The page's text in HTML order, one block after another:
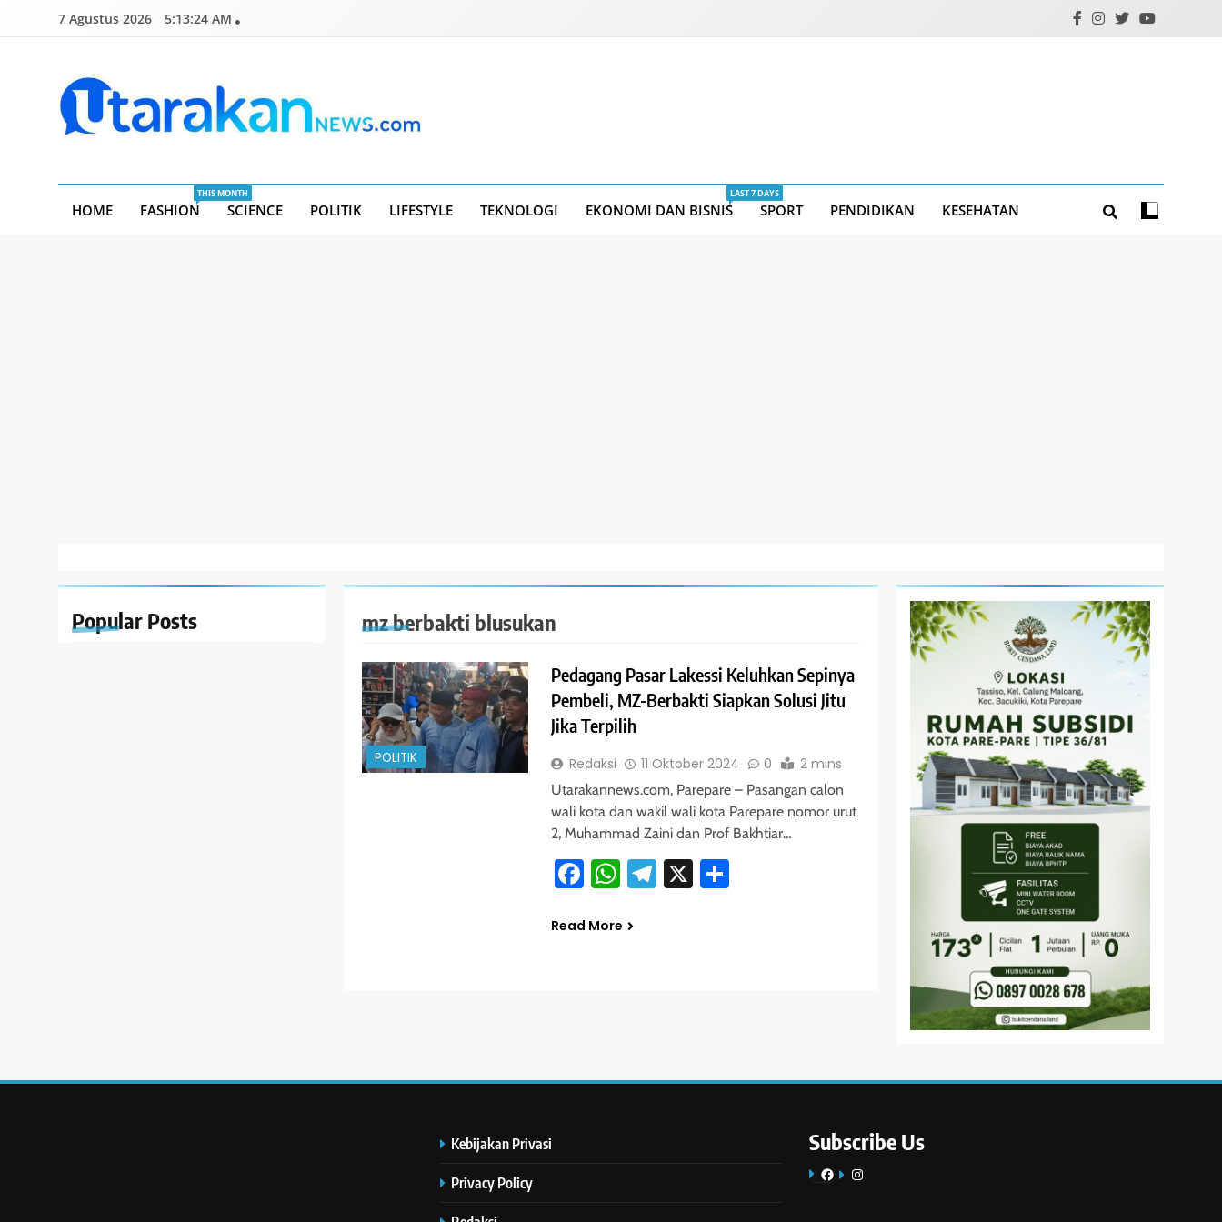
7 Agustus 2026 5:13:24 AM
HOME FASHION
THIS MONTH
SCIENCE POLITIK LIFESTYLE TEKNOLOGI EKONOMI DAN BISNIS
LAST 7 DAYS
SPORT PENDIDIKAN KESEHATAN
Popular Posts mz berbakti blusukan
POLITIK
Pedagang Pasar Lakessi Keluhkan Sepinya
Pembeli, MZ-Berbakti Siapkan Solusi Jitu
Jika Terpilih
Redaksi 11 Oktober 2024 0 2 mins
Utarakannews.com, Parepare – Pasangan calon
wali kota dan wakil wali kota Parepare nomor urut
2, Muhammad Zaini dan Prof Bakhtiar…
Facebook
WhatsApp
Telegram
X Share
Read More
Kebijakan Privasi
Privacy Policy
Subscribe Us
FacebookInstagram